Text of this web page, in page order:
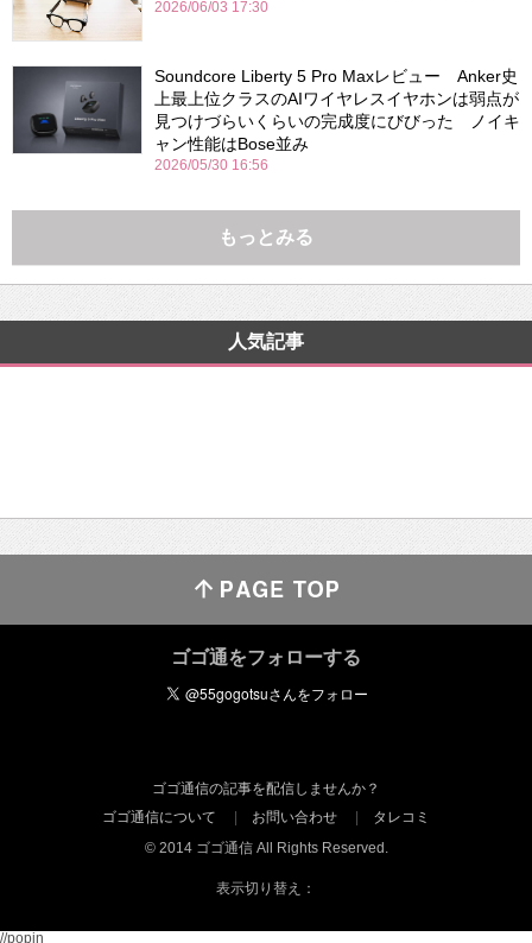
2026/06/03 17:30
Soundcore Liberty 5 Pro Maxレビュー Anker史
上最上位クラスのAIワイヤレスイヤホンは弱点が
見つけづらいくらいの完成度にびびった ノイキ
ャン性能はBose並み
2026/05/30 16:56
もっとみる
人気記事
ゴゴ通をフォローする
ゴゴ通信の記事を配信しませんか？
ゴゴ通信について
お問い合わせ
タレコミ
© 2014 ゴゴ通信 All Rights Reserved.
表示切り替え：
//popin